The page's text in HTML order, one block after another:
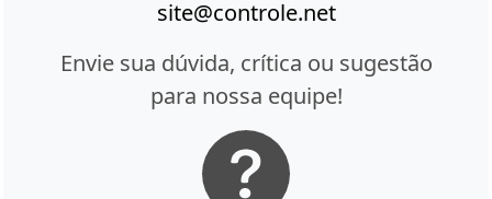
site@controle.net
Envie sua dúvida, crítica ou sugestão
para nossa equipe!